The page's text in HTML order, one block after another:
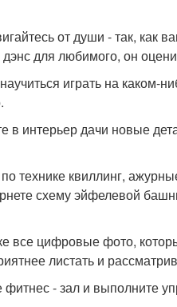
от души - так, как
для любимого, он
играть на каком-
в интерьер дачи новые
технике квиллинг,
схему эйфелевой
все цифровые фото,
листать и
- зал и выполните